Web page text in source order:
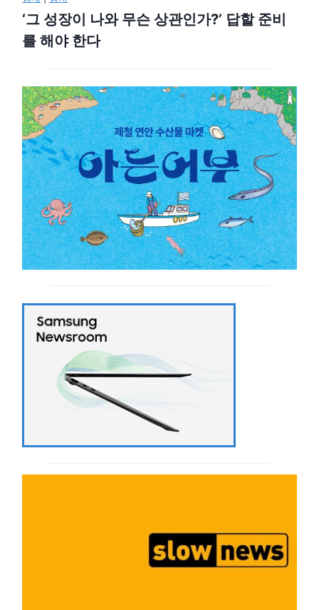
‘그 성장이 나와 무슨 상관인가?’ 답할 준비
를 해야 한다